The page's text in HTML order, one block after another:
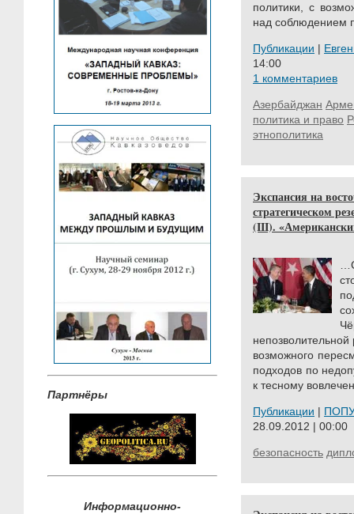
Партнёры
Информационно-
политики, с
над соблюдением
Публикации |
14:00
1 комментариев
Азербайджан
политика и право
этнополитика
Экспансия на
стратегическом
(III).
возможного
подходов по
к тесному
Публикации |
28.09.2012 | 00:00
безопасность